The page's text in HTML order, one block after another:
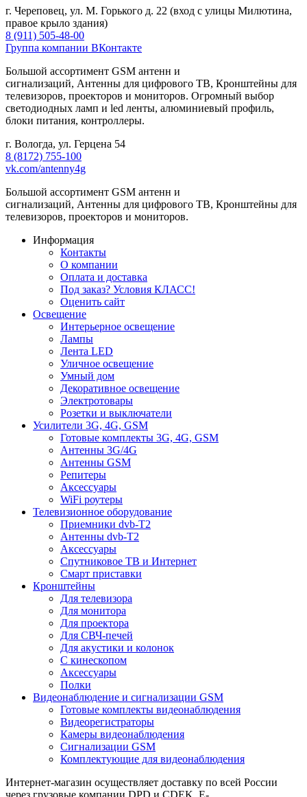
г. Череповец, ул. М. Горького д. 22 (вход с улицы Милютина,
правое крыло здания)
8 (911) 505-48-00
Группа компании ВКонтакте
Большой ассортимент GSM антенн и
сигнализаций, Антенны для цифрового ТВ, Кронштейны для
телевизоров, проекторов и мониторов. Огромный выбор
светодиодных ламп и led ленты, алюминиевый профиль,
блоки питания, контроллеры.
г. Вологда, ул. Герцена 54
8 (8172) 755-100
vk.com/antenny4g
Большой ассортимент GSM антенн и
сигнализаций, Антенны для цифрового ТВ, Кронштейны для
телевизоров, проекторов и мониторов.
Информация
Контакты
О компании
Оплата и доставка
Под заказ? Условия КЛАСС!
Оценить сайт
Освещение
Интерьерное освещение
Лампы
Лента LED
Уличное освещение
Умный дом
Декоративное освещение
Электротовары
Розетки и выключатели
Усилители 3G, 4G, GSM
Готовые комплекты 3G, 4G, GSM
Антенны 3G/4G
Антенны GSM
Репитеры
Аксессуары
WiFi роутеры
Телевизионное оборудование
Приемники dvb-T2
Антенны dvb-T2
Аксессуары
Спутниковое ТВ и Интернет
Смарт приставки
Кронштейны
Для телевизора
Для монитора
Для проектора
Для СВЧ-печей
Для акустики и колонок
С кинескопом
Аксессуары
Полки
Видеонаблюдение и сигнализации GSM
Готовые комплекты видеонаблюдения
Видеорегистраторы
Камеры видеонаблюдения
Сигнализации GSM
Комплектующие для видеонаблюдения
Интернет-магазин осуществляет доставку по всей России
через грузовые компании DPD и CDEK, E-